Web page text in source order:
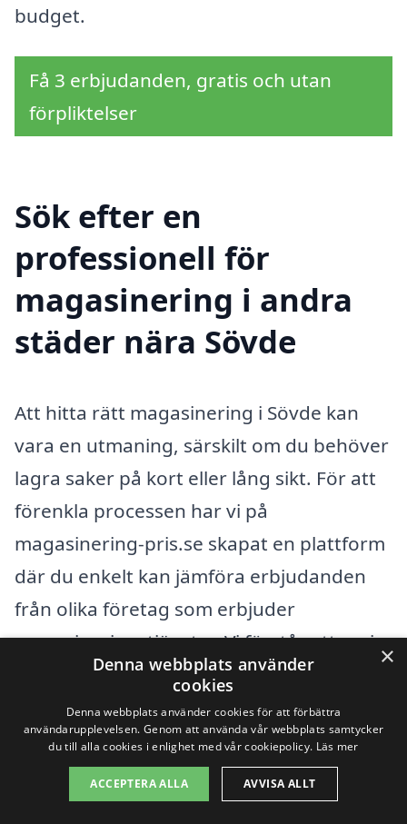
budget.
Få 3 erbjudanden, gratis och utan
förpliktelser
Sök efter en
professionell för
magasinering i andra
städer nära Sövde
Att hitta rätt magasinering i Sövde kan
vara en utmaning, särskilt om du behöver
lagra saker på kort eller lång sikt. För att
förenkla processen har vi på
magasinering-pris.se skapat en plattform
där du enkelt kan jämföra erbjudanden
från olika företag som erbjuder
magasineringstjänster. Vi förstår att varje
situation är unik, och därför är det viktigt
att du får hjälp av professionella som kan
möta dina specifika behov.
Om du letar efter magasinering i Sövde
×
Denna webbplats använder
cookies
Denna webbplats använder cookies för att förbättra
användarupplevelsen. Genom att använda vår webbplats samtycker
du till alla cookies i enlighet med vår cookiepolicy. Läs mer
ACCEPTERA ALLA AVVISA ALLT